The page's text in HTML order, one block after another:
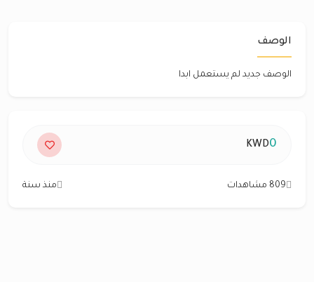
الوصف
الوصف جديد لم يستعمل ابدا
0
KWD
809 مشاهدات منذ سنة